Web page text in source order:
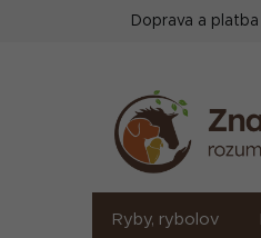
Doprava a platba
Ryby, rybolov